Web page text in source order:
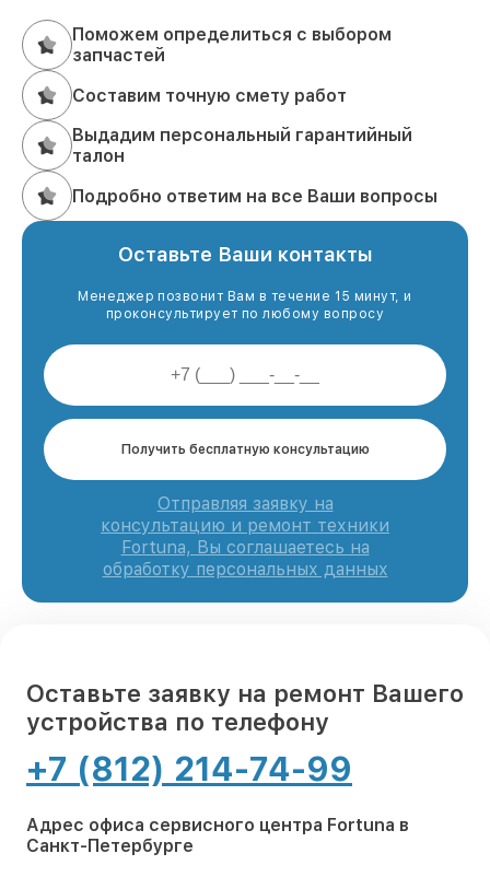
Поможем определиться с выбором
запчастей
Составим точную смету работ
Выдадим персональный гарантийный
талон
Подробно ответим на все Ваши вопросы
Оставьте Ваши контакты
Менеджер позвонит Вам в течение 15 минут, и
проконсультирует по любому вопросу
Получить бесплатную консультацию
Отправляя заявку на
консультацию и ремонт техники
Fortuna, Вы соглашаетесь на
обработку персональных данных
Оставьте заявку на ремонт Вашего
устройства по телефону
+7 (812) 214-74-99
Адрес офиса сервисного центра Fortuna в
Санкт-Петербурге